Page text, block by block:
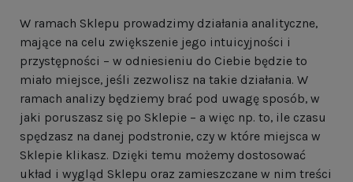
W ramach Sklepu prowadzimy działania analityczne,
mające na celu zwiększenie jego intuicyjności i
przystępności – w odniesieniu do Ciebie będzie to
miało miejsce, jeśli zezwolisz na takie działania. W
ramach analizy będziemy brać pod uwagę sposób, w
jaki poruszasz się po Sklepie – a więc np. to, ile czasu
spędzasz na danej podstronie, czy w które miejsca w
Sklepie klikasz. Dzięki temu możemy dostosować
układ i wygląd Sklepu oraz zamieszczane w nim treści